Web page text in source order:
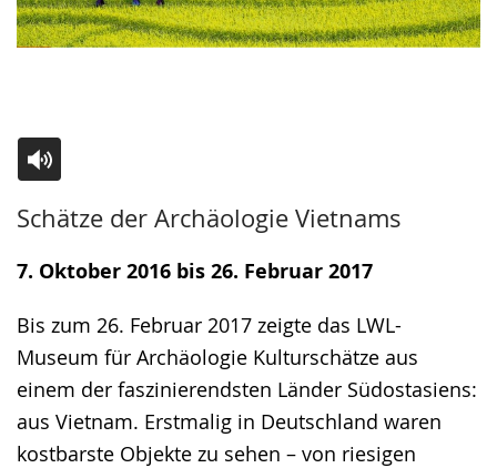
Schätze der Archäologie Vietnams
Leichten
Sprache
Audio-
Unterstützung.
Video
in
Gebärdensprache
wird
angezeigt.
7. Oktober 2016 bis 26. Februar 2017
Bis zum 26. Februar 2017 zeigte das LWL-
Museum für Archäologie Kulturschätze aus
einem der faszinierendsten Länder Südostasiens:
aus Vietnam. Erstmalig in Deutschland waren
kostbarste Objekte zu sehen – von riesigen